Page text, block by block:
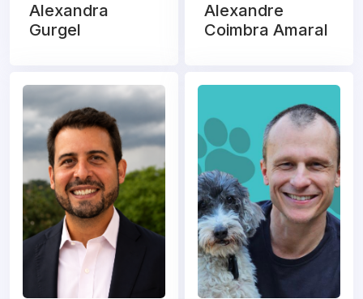
Alexandra
Gurgel
Alexandre
Coimbra Amaral